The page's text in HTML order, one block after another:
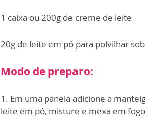
1 caixa ou 200g de creme de leite
20g de leite em pó para polvilhar
Modo de preparo:
1. Em uma panela adicione a
leite em pó, misture e mexa em